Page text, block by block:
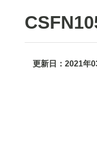
更新日： 2021年